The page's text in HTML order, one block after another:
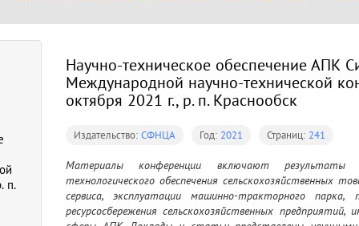
п.
Научно-техническое обеспечение АПК
Международной научно-технической
октября 2021 г., р. п. Краснообск
Издательство: СФНЦА Год: 2021 Страниц: 241
Материалы конференции включают результаты
технологического обеспечения сельскохозяйственных
сервиса, эксплуатации машинно-тракторного парка,
ресурсосбережения сельскохозяйственных предприятий,